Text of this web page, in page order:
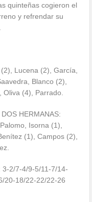
quinteñas cogieron el
y refrendar su
Lucena (2), García,
Blanco (2),
(4), Parrado.
HERMANAS:
Isorna (1),
(1), Campos (2),
3-2/7-4/9-5/11-7/14-
20-18/22-22/22-26